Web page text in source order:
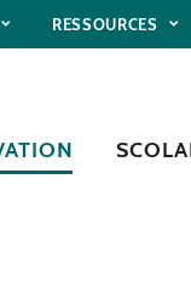
RESSOURCES